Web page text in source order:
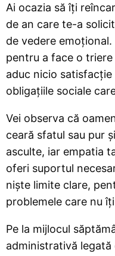
Ai ocazia să îți
de an care te-a
de vedere
pentru a face o
aduc nicio
obligațiile sociale
Vei observa că
ceară sfatul sau pur
asculte, iar empatia
oferi suportul
niște limite clare,
problemele care nu
Pe la mijlocul
administrativă